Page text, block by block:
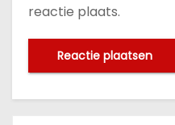
reactie plaats.